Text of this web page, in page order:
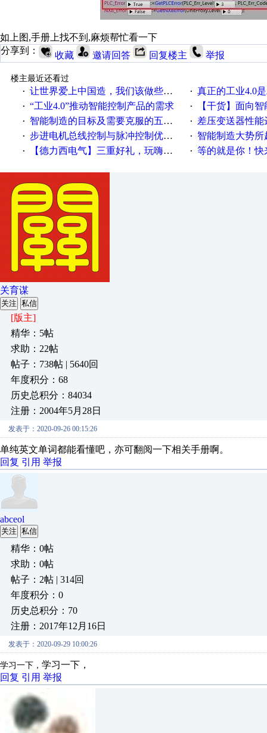
如上图,手册上找不到,麻烦帮忙看一下
分享到：
收藏 邀请回答 回复楼主 举报
楼主最近还看过
· 让世界爱上中国造，我们该做些什么 · 真正的工业4.0
· “工业4.0”推动智能控制产品的需求 · 【干货】面向
· 智能制造的目标及需要克服的五个障碍 · 差压变送器性能达
· 步进电机总线控制与脉冲控制优缺点 · 智能制造大势所趋
· 【德力西电气】三重好礼，玩嗨夏日！ · 等的就是你！快来
关育谋
关注 私信
[版主]
精华：5帖
求助：22帖
帖子：738帖 | 5640回
年度积分：68
历史总积分：84034
注册：2004年5月28日
发表于：2020-09-26 00:15:26
单纯英文单词都能看懂吧，亦可翻阅一下相关手册啊。
回复 引用 举报
abceol
关注 私信
精华：0帖
求助：0帖
帖子：2帖 | 314回
年度积分：0
历史总积分：70
注册：2017年12月16日
发表于：2020-09-29 10:00:26
学习一下， 学习一下，
回复 引用 举报